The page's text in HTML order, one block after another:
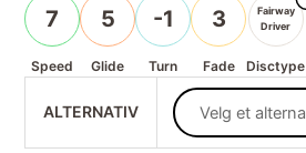
7
Speed
5
Glide
-1
Turn
3
Fade
Fairway
Driver
Disctype
ALTERNATIV